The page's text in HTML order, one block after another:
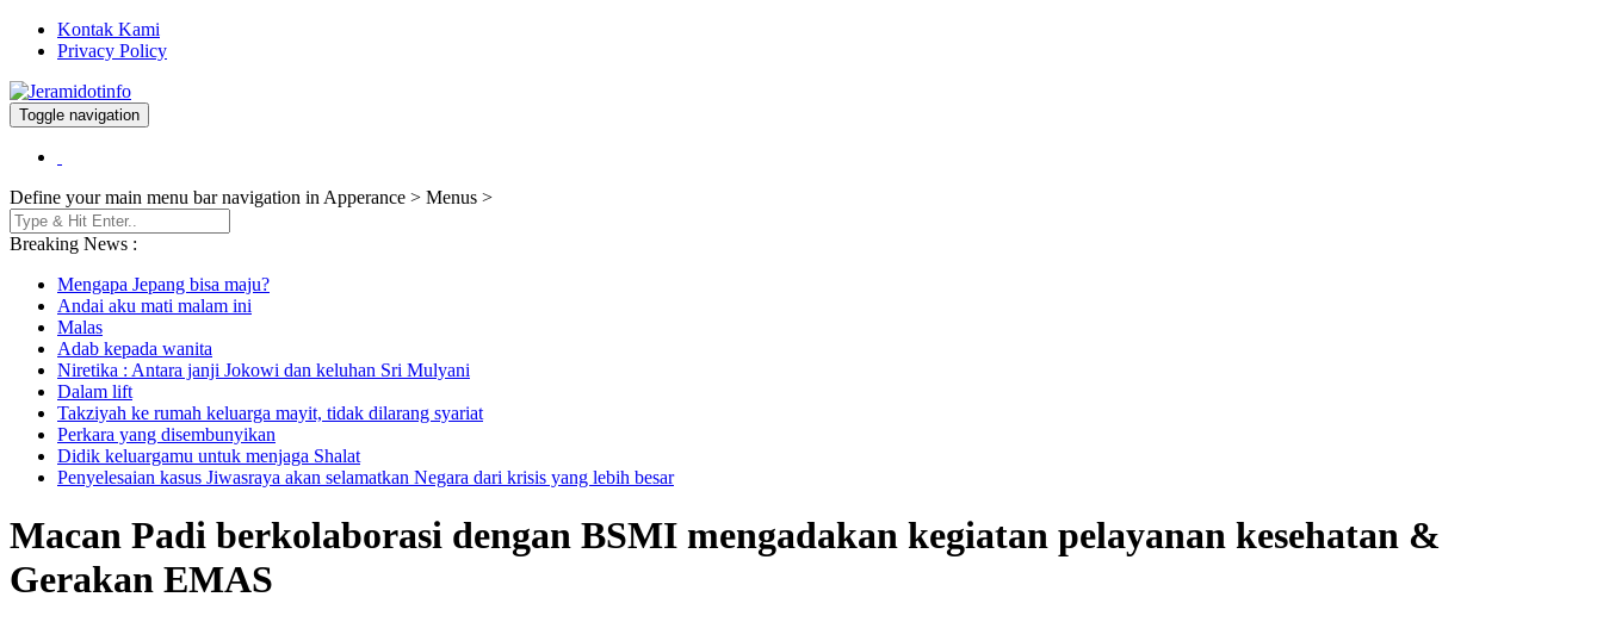
Kontak Kami
Privacy Policy
Jeramidotinfo
Berita dan Informasi Terkini
Toggle navigation
Define your main menu bar navigation in Apperance > Menus >
Breaking News :
Mengapa Jepang bisa maju?
Andai aku mati malam ini
Malas
Adab kepada wanita
Niretika : Antara janji Jokowi dan keluhan Sri Mulyani
Dalam lift
Takziyah ke rumah keluarga mayit, tidak dilarang syariat
Perkara yang disembunyikan
Didik keluargamu untuk menjaga Shalat
Penyelesaian kasus Jiwasraya akan selamatkan Negara dari krisis yang lebih besar
Macan Padi berkolaborasi dengan BSMI mengadakan kegiatan pelayanan kesehatan &
Gerakan EMAS